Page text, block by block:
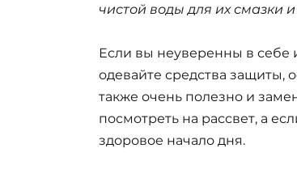
чистой воды для их смазки
Если вы неуверенны в себе
одевайте средства защиты,
также очень полезно и
посмотреть на рассвет, а
здоровое начало дня.